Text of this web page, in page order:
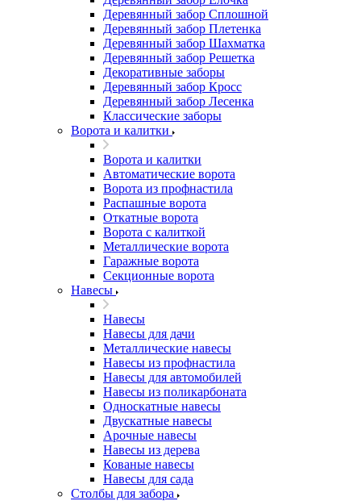
Деревянный забор Сплошной
Деревянный забор Плетенка
Деревянный забор Шахматка
Деревянный забор Решетка
Декоративные заборы
Деревянный забор Кросс
Деревянный забор Лесенка
Классические заборы
Ворота и калитки
Ворота и калитки
Автоматические ворота
Ворота из профнастила
Распашные ворота
Откатные ворота
Ворота с калиткой
Металлические ворота
Гаражные ворота
Секционные ворота
Навесы
Навесы
Навесы для дачи
Металлические навесы
Навесы из профнастила
Навесы для автомобилей
Навесы из поликарбоната
Односкатные навесы
Двускатные навесы
Арочные навесы
Навесы из дерева
Кованые навесы
Навесы для сада
Столбы для забора